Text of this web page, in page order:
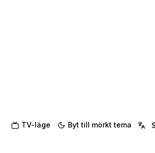
TV-läge Byt till mörkt tema